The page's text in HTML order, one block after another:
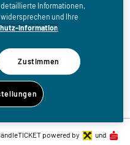
ländleTICKET powered by und
Informationen,
und Ihre
Information
Zustimmen